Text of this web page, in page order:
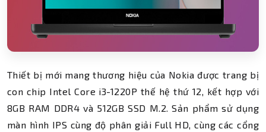
Thiết bị mới mang thương hiệu của Nokia được trang bị
con chip Intel Core i3-1220P thế hệ thứ 12, kết hợp với
8GB RAM DDR4 và 512GB SSD M.2. Sản phẩm sử dụng
màn hình IPS cùng độ phân giải Full HD, cùng các cổng